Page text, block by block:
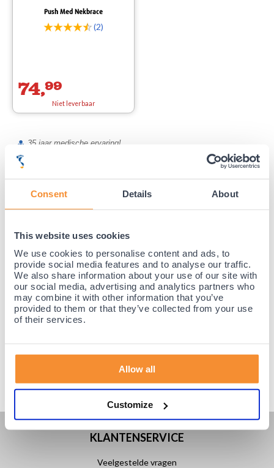
Consent Details About
This website uses cookies
We use cookies to personalise content and ads, to
provide social media features and to analyse our traffic.
We also share information about your use of our site with
our social media, advertising and analytics partners who
may combine it with other information that you’ve
provided to them or that they’ve collected from your use
of their services.
Allow all
Customize
Push Med Nekbrace
(2)
74,99
Niet leverbaar
35 jaar medische ervaring!
Voor 21:30 besteld, morgen thuis!
Gratis retourneren en 14 dagen uitproberen!
KLANTENSERVICE
Veelgestelde vragen